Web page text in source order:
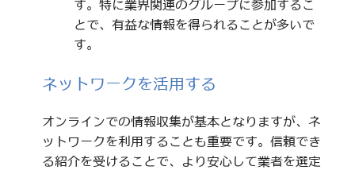
す。特に業界関連のグループに参加するこ
とで、有益な情報を得られることが多いで
す。
ネットワークを活用する
オンラインでの情報収集が基本となりますが、ネ
ットワークを利用することも重要です。信頼でき
る紹介を受けることで、より安心して業者を選定